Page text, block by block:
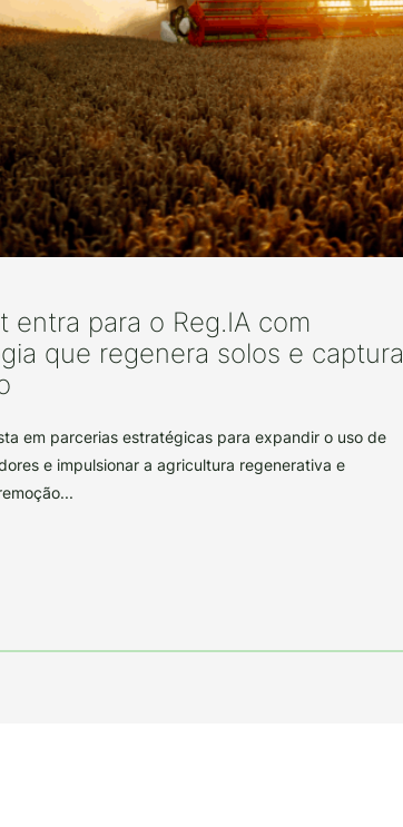
entra para o Reg.IA com
que regenera solos e captura
em parcerias estratégicas para expandir o uso de
e impulsionar a agricultura regenerativa e